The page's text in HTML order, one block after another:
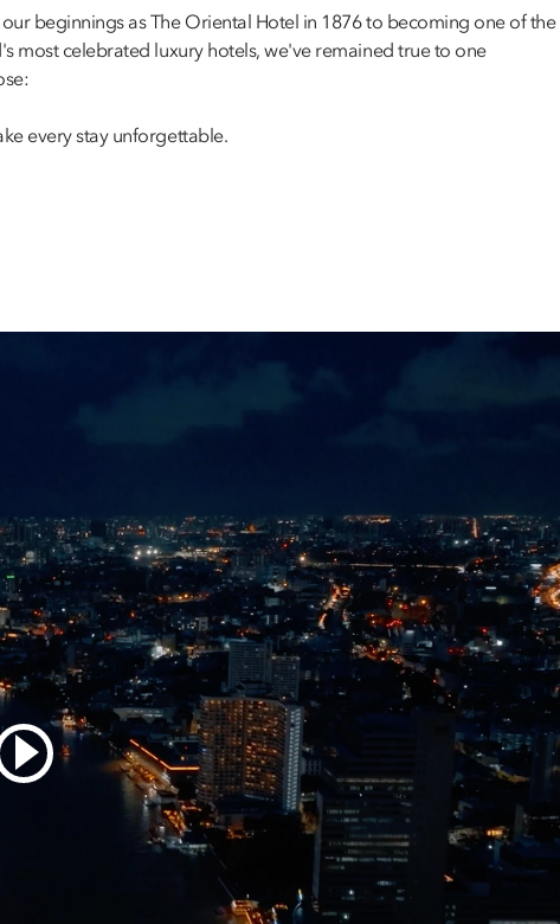
our beginnings as The Oriental Hotel in 1876 to becoming one of the
most celebrated luxury hotels, we've remained true to one
every stay unforgettable.